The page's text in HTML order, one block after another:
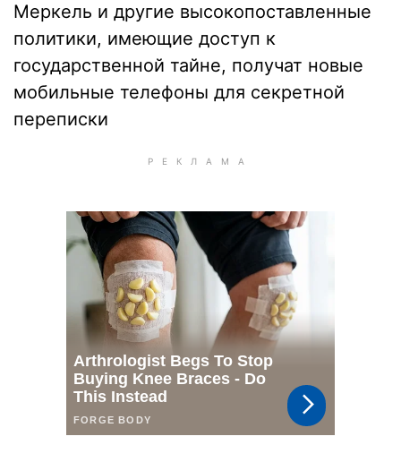
Меркель и другие высокопоставленные
политики, имеющие доступ к
государственной тайне, получат новые
мобильные телефоны для секретной
переписки